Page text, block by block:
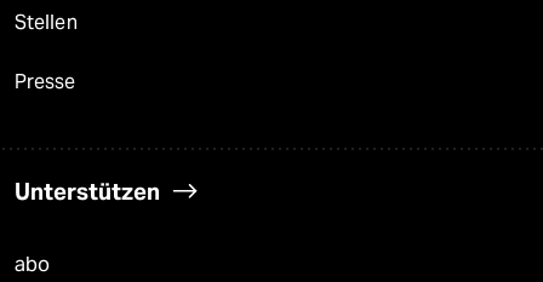
Stellen
Presse
Unterstützen
abo